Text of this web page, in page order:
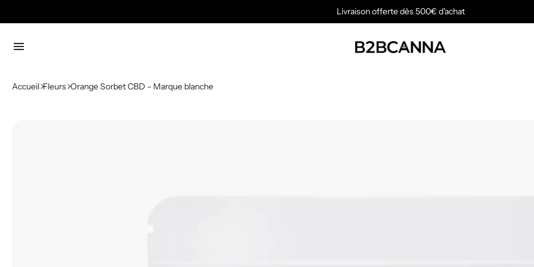
Livraison offerte dès 500€ d'achat
menu
Accueil Fleurs Orange Sorbet CBD - Marque blanche